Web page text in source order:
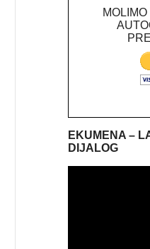
EKUMENA –
DIJALOG